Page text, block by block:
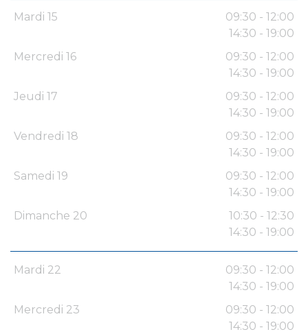
Mardi 15
09:30 - 12:00
14:30 - 19:00
Mercredi 16
09:30 - 12:00
14:30 - 19:00
Jeudi 17
09:30 - 12:00
14:30 - 19:00
Vendredi 18
09:30 - 12:00
14:30 - 19:00
Samedi 19
09:30 - 12:00
14:30 - 19:00
Dimanche 20
10:30 - 12:30
14:30 - 19:00
Mardi 22
09:30 - 12:00
14:30 - 19:00
Mercredi 23
09:30 - 12:00
14:30 - 19:00